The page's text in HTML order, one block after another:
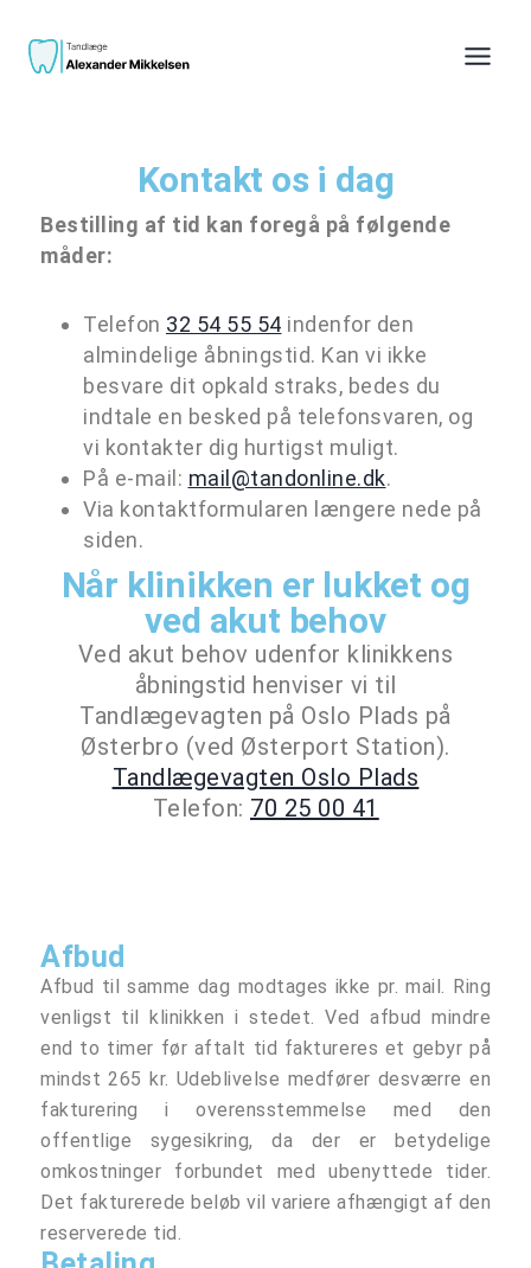
Kontakt os i dag
Bestilling af tid kan foregå på følgende
måder:
Telefon 32 54 55 54 indenfor den
almindelige åbningstid. Kan vi ikke
besvare dit opkald straks, bedes du
indtale en besked på telefonsvaren, og
vi kontakter dig hurtigst muligt.
På e-mail: mail@tandonline.dk.
Via kontaktformularen længere nede på
siden.
Når klinikken er lukket og
ved akut behov
Ved akut behov udenfor klinikkens
åbningstid henviser vi til
Tandlægevagten på Oslo Plads på
Østerbro (ved Østerport Station).
Tandlægevagten Oslo Plads
Telefon: 70 25 00 41
Afbud
Afbud til samme dag modtages ikke pr. mail. Ring
venligst til klinikken i stedet. Ved afbud mindre
end to timer før aftalt tid faktureres et gebyr på
mindst 265 kr. Udeblivelse medfører desværre en
fakturering i overensstemmelse med den
offentlige sygesikring, da der er betydelige
omkostninger forbundet med ubenyttede tider.
Det fakturerede beløb vil variere afhængigt af den
reserverede tid.